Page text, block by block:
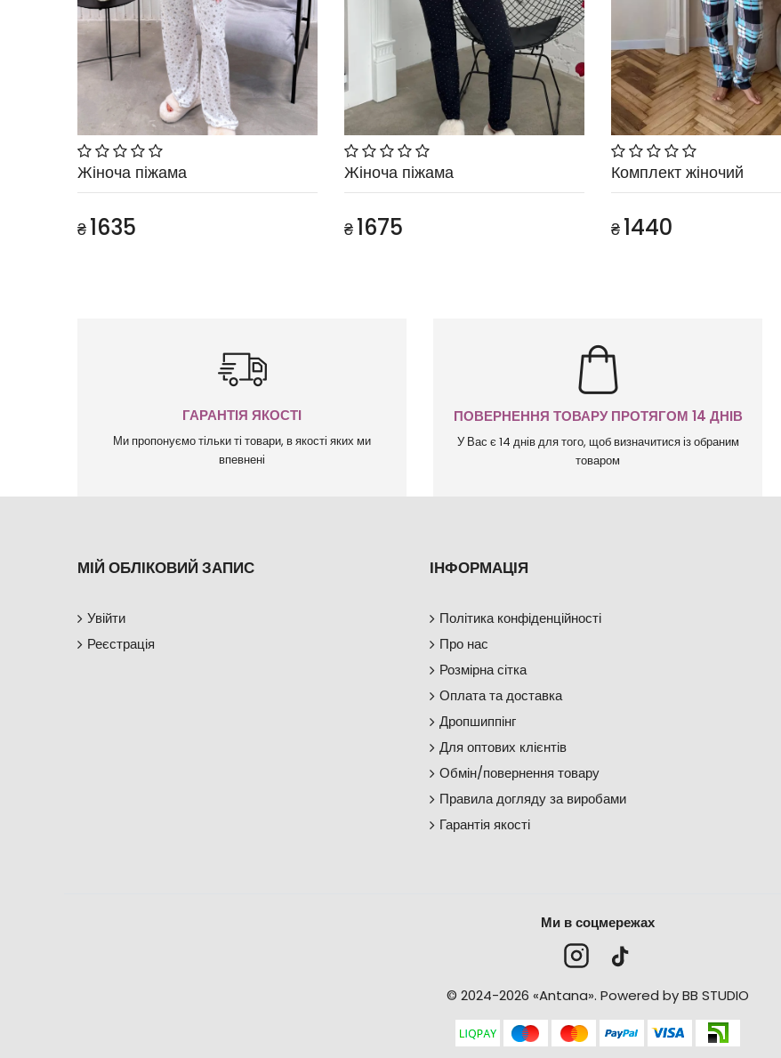
Жіноча піжама
₴ 1635
Жіноча піжама
₴ 1675
Комплект жіночий
₴ 1440
ГАРАНТІЯ ЯКОСТІ
Ми пропонуємо тільки ті товари, в якості яких ми
впевнені
ПОВЕРНЕННЯ ТОВАРУ ПРОТЯГОМ 14 ДНІВ
У Вас є 14 днів для того, щоб визначитися із обраним
товаром
МІЙ ОБЛІКОВИЙ ЗАПИС
Увійти
Реєстрація
ІНФОРМАЦІЯ
Політика конфіденційності
Про нас
Розмірна сітка
Оплата та доставка
Дропшиппінг
Для оптових клієнтів
Обмін/повернення товару
Правила догляду за виробами
Гарантія якості
Ми в соцмережах
© 2024-2026 «Antana». Powered by BB STUDIO